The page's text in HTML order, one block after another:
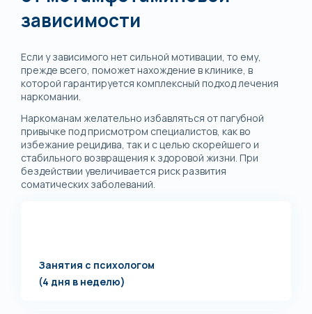
зависимости
Если у зависимого нет сильной мотивации, то ему,
прежде всего, поможет нахождение в клинике, в
которой гарантируется комплексный подход лечения
наркомании.
Наркоманам желательно избавляться от пагубной
привычке под присмотром специалистов, как во
избежание рецидива, так и с целью скорейшего и
стабильного возвращения к здоровой жизни. При
бездействии увеличивается риск развития
соматических заболеваний.
Занятия с психологом
(4 дня в неделю)